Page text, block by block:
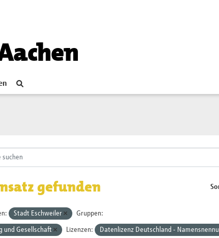
gefunden
Stadt Eschweiler Gruppen:
und Gesellschaft Lizenzen: Datenlizenz Deutschland -